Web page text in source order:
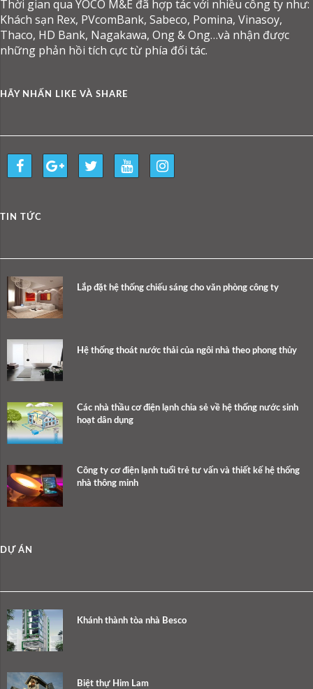
Thời gian qua YOCO M&E đã hợp tác với nhiều công ty như:
Khách sạn Rex, PVcomBank, Sabeco, Pomina, Vinasoy,
Thaco, HD Bank, Nagakawa, Ong & Ong…và nhận được
những phản hồi tích cực từ phía đối tác.
HÃY NHẤN LIKE VÀ SHARE
TIN TỨC
Lắp đặt hệ thống chiếu sáng cho văn phòng công ty
Hệ thống thoát nước thải của ngôi nhà theo phong thủy
Các nhà thầu cơ điện lạnh chia sẻ về hệ thống nước sinh
hoạt dân dụng
Công ty cơ điện lạnh tuổi trẻ tư vấn và thiết kế hệ thống
nhà thông minh
DỰ ÁN
Khánh thành tòa nhà Besco
Biệt thự Him Lam